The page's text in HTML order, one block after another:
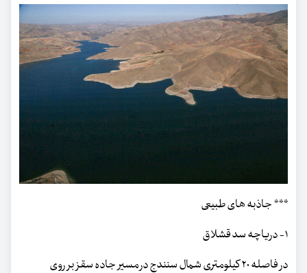
*** جاذبه های طبیعی
۱- دریاچه سد قشلاق
در فاصله ۲۰ کیلومتری شمال سنندج در مسیر جاده سقز بر روی